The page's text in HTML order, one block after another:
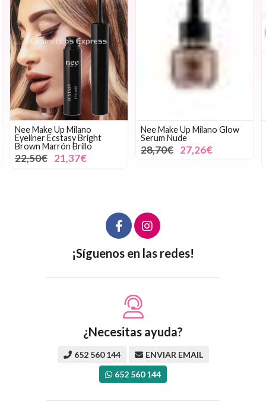
Nee Make Up Milano
Eyeliner Ecstasy Bright
Brown Marrón Brillo
22,50€ 21,37€
Nee Make Up Milano Glow
Serum Nude
28,70€ 27,26€
¡Síguenos en las redes!
¿Necesitas ayuda?
652 560 144
ENVIAR EMAIL
652 560 144